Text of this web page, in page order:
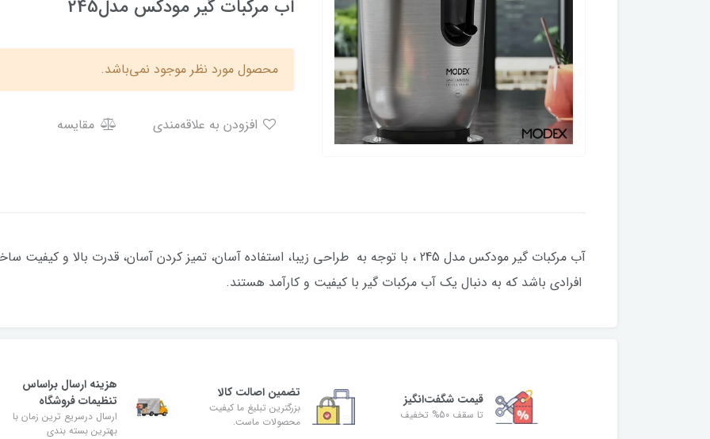
اب مرکبات گیر مودکس مدل245
محصول مورد نظر موجود نمی‌باشد.
مقایسه
آب مرکبات گیر مودکس مدل 245 ، با توجه به طراحی زیبا، استفاده آسان، تمیز کردن آسان، قدرت بالا
افرادی باشد که به دنبال یک آب مرکبات گیر با کیفیت و کارآمد هستند.
قیمت شگفت‌انگیز
تا سقف 50% تخفیف
تضمین اصالت کالا
بزرگترین تبلیغ ما کیفیت
محصولات ماست.
هزینه ارسال براساس
تنظیمات فروشگاه
ارسال درسریع ترین زمان با
بهترین بسته بندی